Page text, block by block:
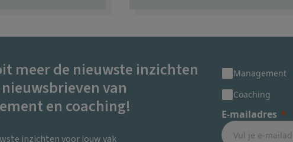
meer de nieuwste inzichten
van
en coaching!
inzichten voor jouw vak
Management
Coaching
E-mailadres